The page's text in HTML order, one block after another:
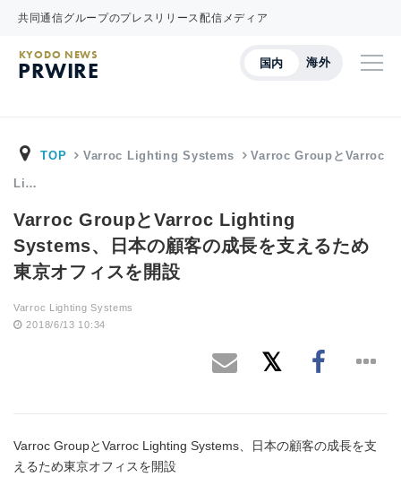
共同通信グループのプレスリリース配信メディア
国内 海外
KYODO NEWS
PRWIRE
TOP Varroc Lighting Systems Varroc GroupとVarroc
Li…
Varroc GroupとVarroc Lighting
Systems、日本の顧客の成長を支えるため
東京オフィスを開設
Varroc Lighting Systems
2018/6/13 10:34
Varroc GroupとVarroc Lighting Systems、日本の顧客の成長を支
えるため東京オフィスを開設